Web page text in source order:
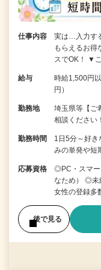
仕事内容
実は…入力す
もらえるお得
スでOK！ ▼
給与
時給1,500円
円）
勤務地
埼玉県等【ご
相談ください
勤務時間
1日5分～好
みの単発や短
応募資格
◎PC・スマー
なため） ◎未
女性の登録
後で見る